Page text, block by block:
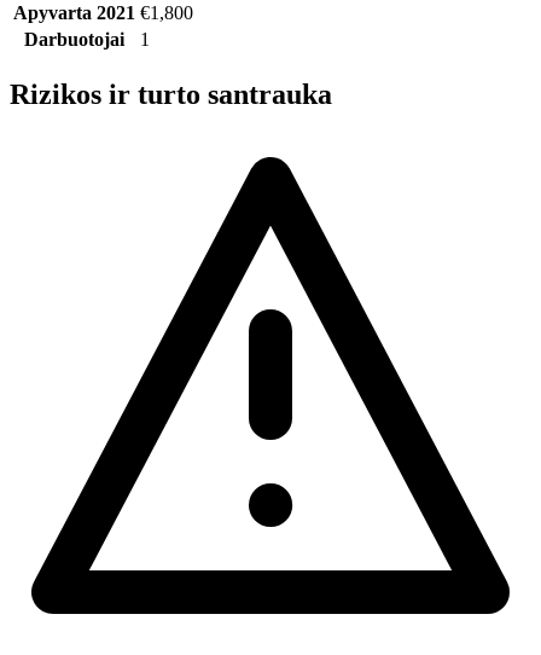
Apyvarta 2021 €1,800
Darbuotojai
1
Rizikos ir turto santrauka